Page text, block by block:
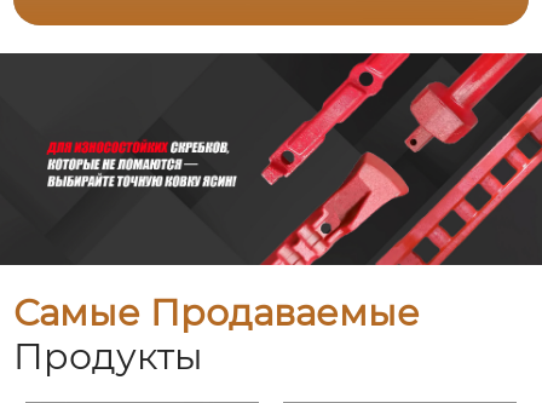
Самые Продаваемые
Продукты